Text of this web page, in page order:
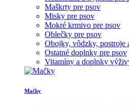
Maškrty pre psov
Misky pre psov
Mokré krmivo pre psov
Oblečky pre psov
Obojky, vôdzky, postroje
Ostatné doplnky pre psov
Vitamíny a doplnky
Mačky